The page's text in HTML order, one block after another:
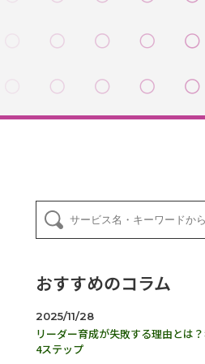
おすすめのコラム
2025/11/28
リーダー育成が失敗する理由とは
4ステップ